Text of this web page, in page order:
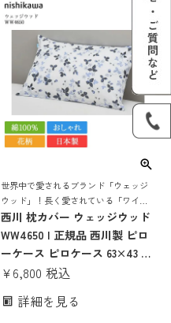
世界中で愛されるブランド「ウェッジ
ウッド」！長く愛されている「ワイル
ド ストロベリー」を鮮やかな濃淡で表
現した西川定番枕カバー
西川 枕カバー ウェッジウッド
WW4650 | 正規品 西川製 ピロ
ーケース ピロケース 63×43 対
応 日本製 国産 nishikawa ホワ
かわいい サテン 高級 寝具 ワ
¥6,800 税込
詳細を見る